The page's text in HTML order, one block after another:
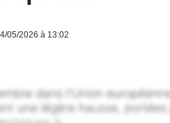
05/2026 à 13:02